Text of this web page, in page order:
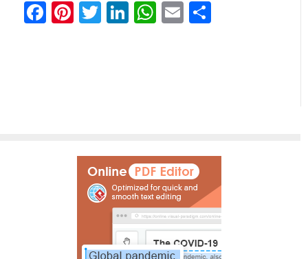
Facebook
Pinterest
Twitter
LinkedIn
WhatsApp
Email